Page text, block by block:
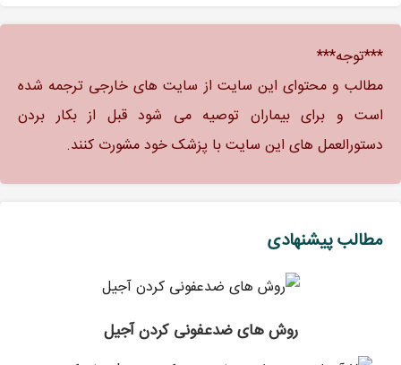
***توجه***
مطالب و محتوای این سایت از سایت های خارجی ترجمه شده
است و برای بیماران توصیه می شود قبل از بکار بردن
دستورالعمل های این سایت با پزشک خود مشورت کنند.
مطالب پیشنهادی
روش های ضدعفونی کردن آجیل